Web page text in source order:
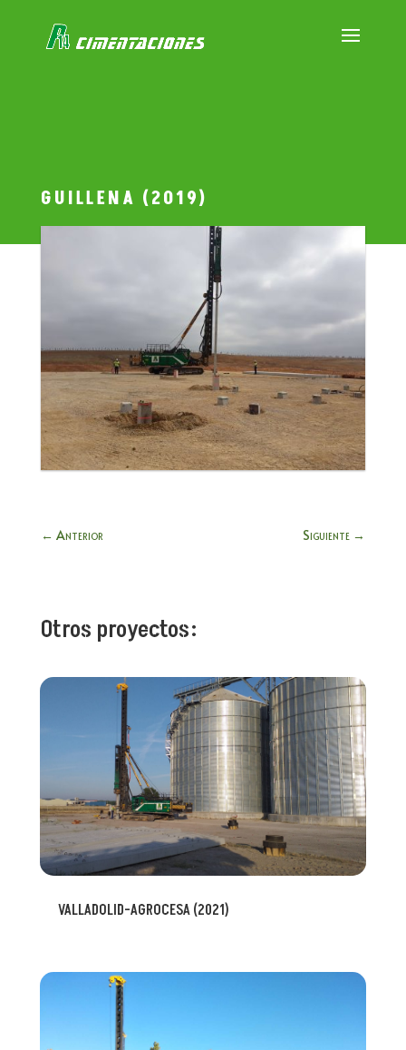
GUILLENA (2019)
← Anterior Siguiente →
Otros proyectos:
VALLADOLID-AGROCESA (2021)